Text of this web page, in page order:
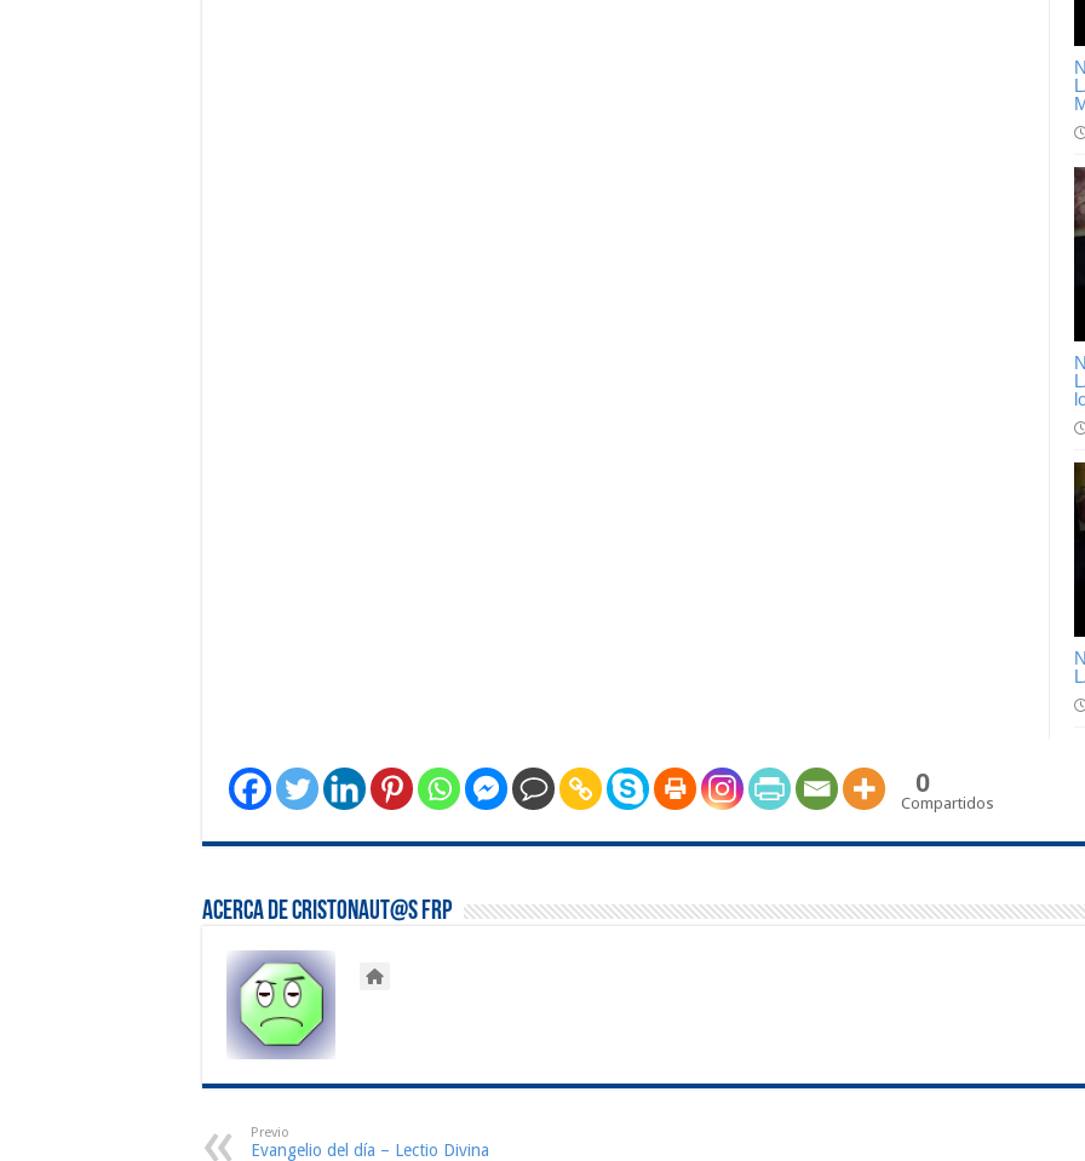
0
Compartidos
Acerca de Cristonaut@s FRP
Previo
Evangelio del día – Lectio Divina